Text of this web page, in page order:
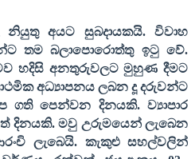
නියුතු අයට සුබදායකයි. විවාහ
තම බලාපොරොත්තු ඉටු වේ.
හදිසි අනතුරුවලට මුහුණ දීමට
අධ්‍යාපනය ලබන දූ දරුවන්ට
ගති පෙන්වන දිනයකි. ව්‍යාපාර
දිනයකි. මවු උරුමයෙන් ලැබෙන
ලැබෙයි. කැකුළු සහල්වලින්